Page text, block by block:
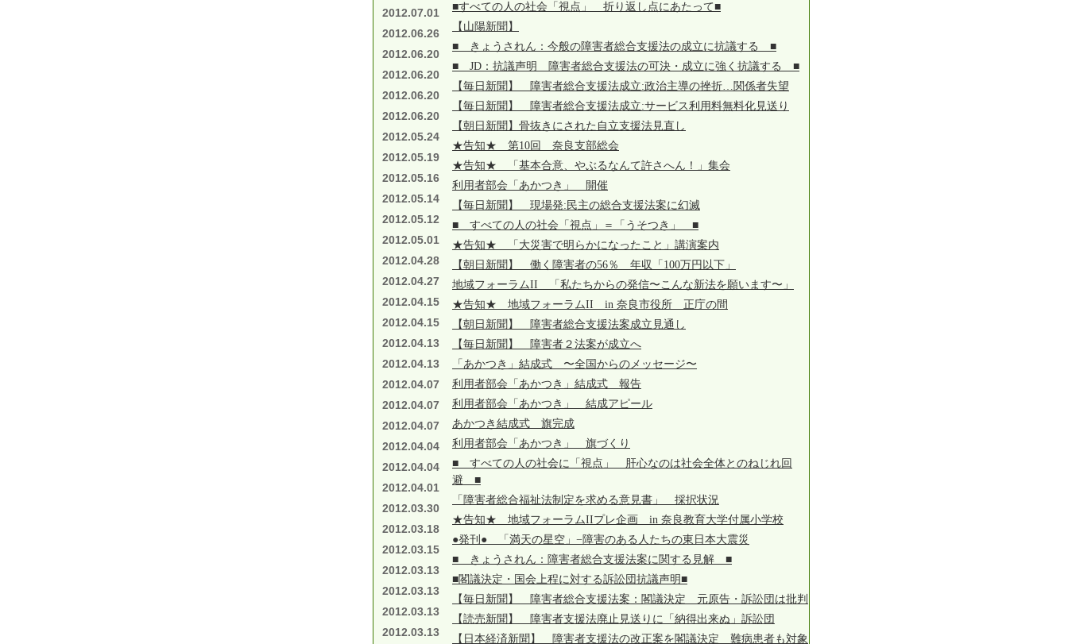
2012.07.01 ■すべての人の社会「視点」 折り返し点にあたって■
2012.06.26
【山陽新聞】
2012.06.20
■ きょうされん：今般の障害者総合支援法の成立に抗議する ■
2012.06.20
■ JD：抗議声明 障害者総合支援法の可決・成立に強く抗議する ■
2012.06.20
【毎日新聞】 障害者総合支援法成立:政治主導の挫折…関係者失望
2012.06.20
【毎日新聞】 障害者総合支援法成立:サービス利用料無料化見送り
2012.05.24
【朝日新聞】骨抜きにされた自立支援法見直し
2012.05.19
★告知★ 第10回 奈良支部総会
2012.05.16
★告知★ 「基本合意、やぶるなんて許さへん！」集会
2012.05.14
利用者部会「あかつき」 開催
2012.05.12
【毎日新聞】 現場発:民主の総合支援法案に幻滅
2012.05.01
■ すべての人の社会「視点」＝「うそつき」 ■
2012.04.28
★告知★ 「大災害で明らかになったこと」講演案内
2012.04.27
【朝日新聞】 働く障害者の56％ 年収「100万円以下」
2012.04.15
地域フォーラムII 「私たちからの発信〜こんな新法を願います〜」
2012.04.15
★告知★ 地域フォーラムII in 奈良市役所 正庁の間
2012.04.13
【朝日新聞】 障害者総合支援法案成立見通し
2012.04.13
【毎日新聞】 障害者２法案が成立へ
2012.04.07
「あかつき」結成式 〜全国からのメッセージ〜
2012.04.07
利用者部会「あかつき」結成式 報告
2012.04.07
利用者部会「あかつき」 結成アピール
2012.04.04
あかつき結成式 旗完成
2012.04.04
利用者部会「あかつき」 旗づくり
2012.04.01
■ すべての人の社会に「視点」 肝心なのは社会全体とのねじれ回
避 ■
2012.03.30
「障害者総合福祉法制定を求める意見書」 採択状況
2012.03.18
★告知★ 地域フォーラムIIプレ企画 in 奈良教育大学付属小学校
2012.03.15
●発刊● 「満天の星空」−障害のある人たちの東日本大震災
2012.03.13
■ きょうされん：障害者総合支援法案に関する見解 ■
2012.03.13
■閣議決定・国会上程に対する訴訟団抗議声明■
2012.03.13
【毎日新聞】 障害者総合支援法案：閣議決定 元原告・訴訟団は批判
2012.03.13
【読売新聞】 障害者支援法廃止見送りに「納得出来ぬ」訴訟団
【日本経済新聞】 障害者支援法の改正案を閣議決定 難病患者も対象